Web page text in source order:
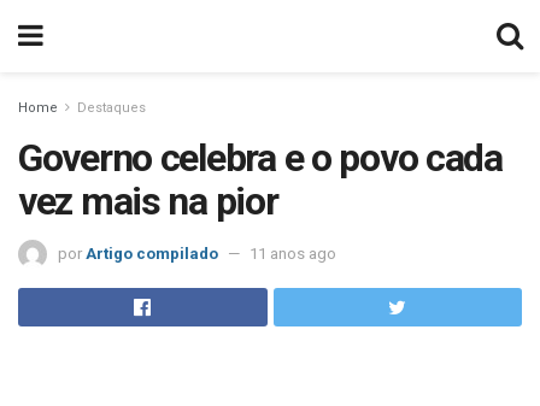
Home Destaques
Governo celebra e o povo cada
vez mais na pior
por Artigo compilado 11 anos ago